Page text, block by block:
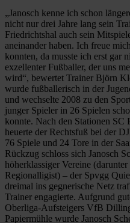
„Janosch kenne ich schon
nicht nur drei Jahre lang sein
Friedrichtshal auch sein
aneinander haben. Ich freue
konnten, da musste ich erst gar
exzellenter Fußballer, der uns
wird“, bewertet Trainer Björn
wurde fußballerisch in der
und wechselte 2008 zu den
junger Spieler in 26 Spielen
konnte. Nach den Stationen
heuerte der Rechtsfuß bei der
76 Spiele und 24 Tore in der
Rückzug schloss sich Janosch
höherklassiger Vereine
Regionalligist) – der Spvgg
dreimal ins gegnerische Netz
Trainer engagierte. Aufgrund
Oberliga-Aufsteigers VfB
Papiermühle wurde Janosch